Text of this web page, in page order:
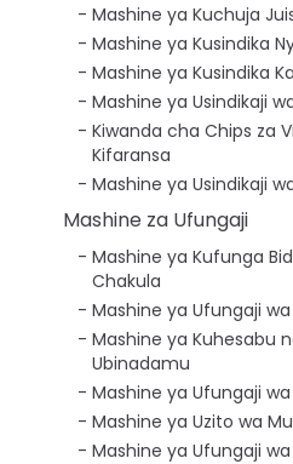
Mashine ya Kuchuja
Mashine ya Kusindika
Mashine ya Kusindika
Mashine ya Usindikaji
Kiwanda cha Chips za
Kifaransa
Mashine ya Usindikaji
Mashine za Ufungaji
Mashine ya Kufunga
Chakula
Mashine ya Ufungaji
Mashine ya Kuhesabu
Ubinadamu
Mashine ya Ufungaji wa
Mashine ya Uzito wa
Mashine ya Ufungaji